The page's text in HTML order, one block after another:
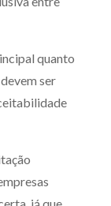
quanto
ser